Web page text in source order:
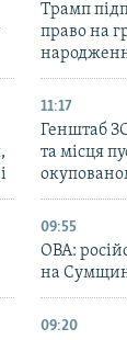
Трамп
право на
11:17
Генштаб
та місця
09:55
ОВА:
на
09:20